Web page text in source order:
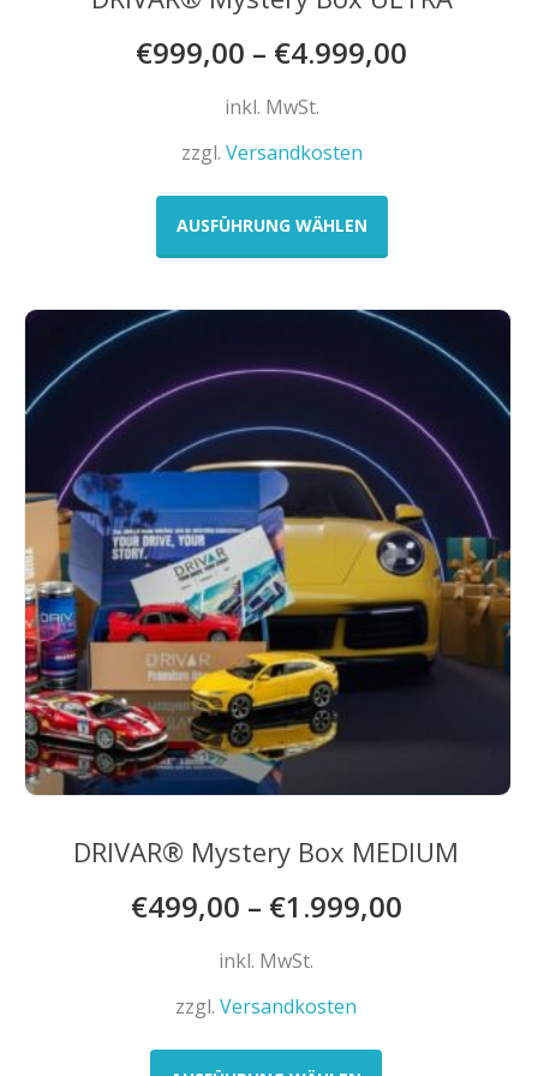
€999,00 – €4.999,00
inkl. MwSt.
zzgl. Versandkosten
AUSFÜHRUNG WÄHLEN
Dieses
auf.
können
der
Produktseite
gewählt
werden
DRIVAR® Mystery Box MEDIUM
€499,00 – €1.999,00
inkl. MwSt.
zzgl.Versandkosten